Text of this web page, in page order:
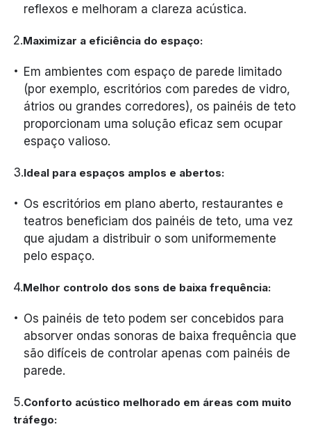
reflexos e melhoram a clareza acústica.
2.Maximizar a eficiência do espaço:
Em ambientes com espaço de parede limitado
(por exemplo, escritórios com paredes de vidro,
átrios ou grandes corredores), os painéis de teto
proporcionam uma solução eficaz sem ocupar
espaço valioso.
3.Ideal para espaços amplos e abertos:
Os escritórios em plano aberto, restaurantes e
teatros beneficiam dos painéis de teto, uma vez
que ajudam a distribuir o som uniformemente
pelo espaço.
4.Melhor controlo dos sons de baixa frequência:
Os painéis de teto podem ser concebidos para
absorver ondas sonoras de baixa frequência que
são difíceis de controlar apenas com painéis de
parede.
5.Conforto acústico melhorado em áreas com muito
tráfego: